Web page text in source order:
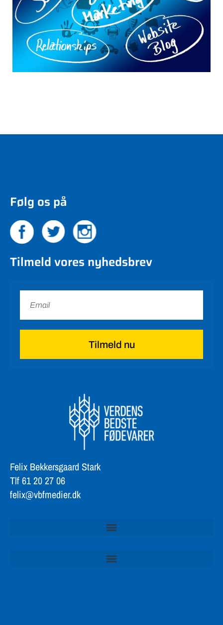
Følg os på
Tilmeld vores nyhedsbrev
Tilmeld nu
Felix Bekkersgaard Stark
Tlf 61 20 27 06
felix@vbfmedier.dk